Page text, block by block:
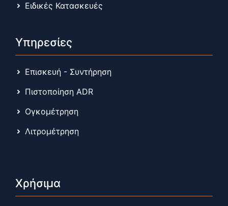
Ειδικές Κατασκευές
Υπηρεσίες
Επισκευή - Συντήρηση
Πιστοποίηση ADR
Ογκομέτρηση
Λιτρομέτρηση
Χρήσιμα